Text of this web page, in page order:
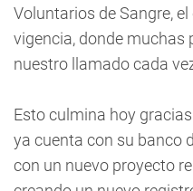
Voluntarios de Sangre,
vigencia, donde muchas
nuestro llamado cada
Esto culmina hoy
ya cuenta con su banco
con un nuevo proyecto